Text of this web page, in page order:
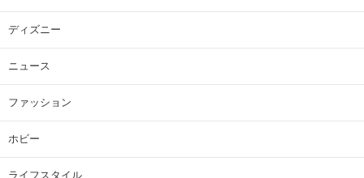
ディズニー
ニュース
ファッション
ホビー
ライフスタイル